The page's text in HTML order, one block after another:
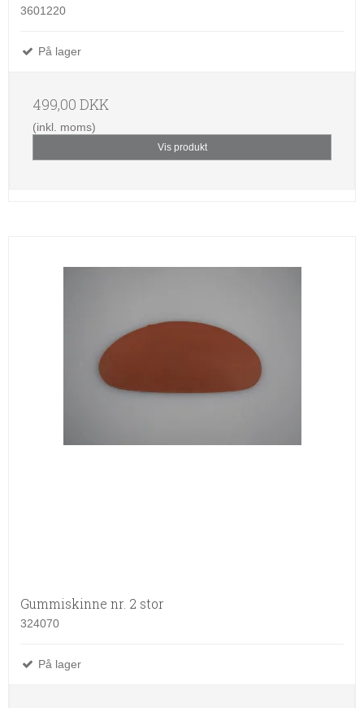
3601220
På lager
499,00 DKK
(inkl. moms)
Vis produkt
Gummiskinne nr. 2 stor
324070
På lager